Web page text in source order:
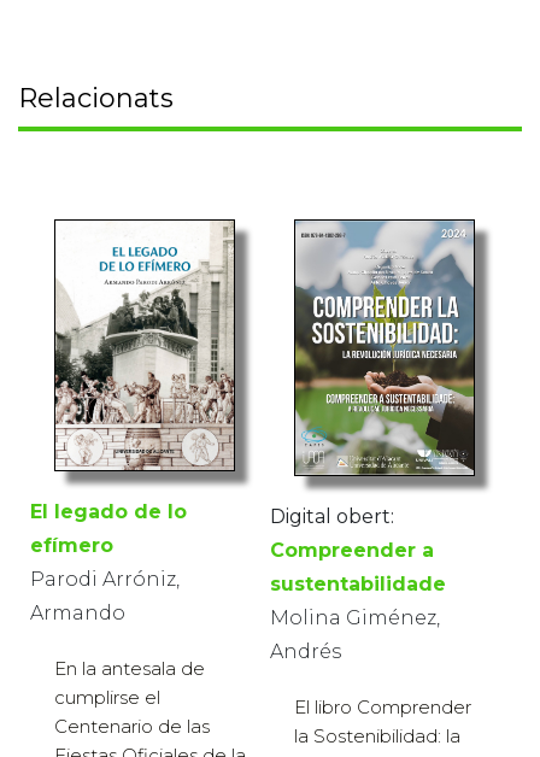
Relacionats
El legado de lo
efímero
Parodi Arróniz,
Armando
En la antesala de
cumplirse el
Centenario de las
Digital obert:
Compreender a
sustentabilidade
Molina Giménez,
Andrés
El libro Comprender
la Sostenibilidad: la